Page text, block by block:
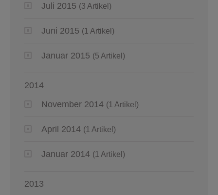
Juli 2015 (3 Artikel)
Juni 2015 (1 Artikel)
Januar 2015 (5 Artikel)
2014
November 2014 (1 Artikel)
April 2014 (1 Artikel)
Januar 2014 (1 Artikel)
2013